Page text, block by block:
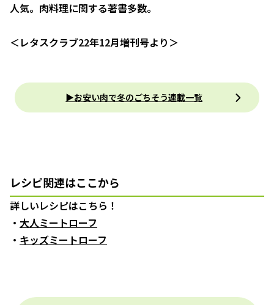
人気。肉料理に関する著書多数。
＜レタスクラブ22年12月増刊号より＞
▶お安い肉で冬のごちそう連載一覧
レシピ関連はここから
詳しいレシピはこちら！
・ 大人ミートローフ
・ キッズミートローフ